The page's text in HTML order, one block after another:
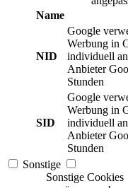
Name
NID
Google
Werbung in
individuell
Anbieter
Stunden
SID
Google
Werbung in
individuell
Anbieter
Stunden
Sonstige
Sonstige Cookies